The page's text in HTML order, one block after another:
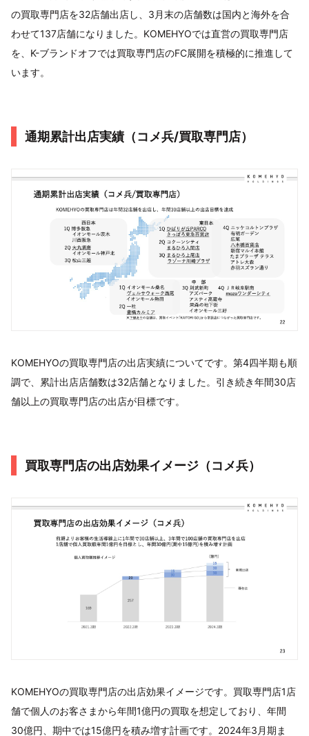
の買取専門店を32店舗出店し、3月末の店舗数は国内と海外を合
わせて137店舗になりました。KOMEHYOでは直営の買取専門店
を、K-ブランドオフでは買取専門店のFC展開を積極的に推進して
います。
通期累計出店実績（コメ兵/買取専門店）
KOMEHYOの買取専門店の出店実績についてです。第4四半期も順
調で、累計出店店舗数は32店舗となりました。引き続き年間30店
舗以上の買取専門店の出店が目標です。
買取専門店の出店効果イメージ（コメ兵）
KOMEHYOの買取専門店の出店効果イメージです。買取専門店1店
舗で個人のお客さまから年間1億円の買取を想定しており、年間
30億円、期中では15億円を積み増す計画です。2024年3月期ま